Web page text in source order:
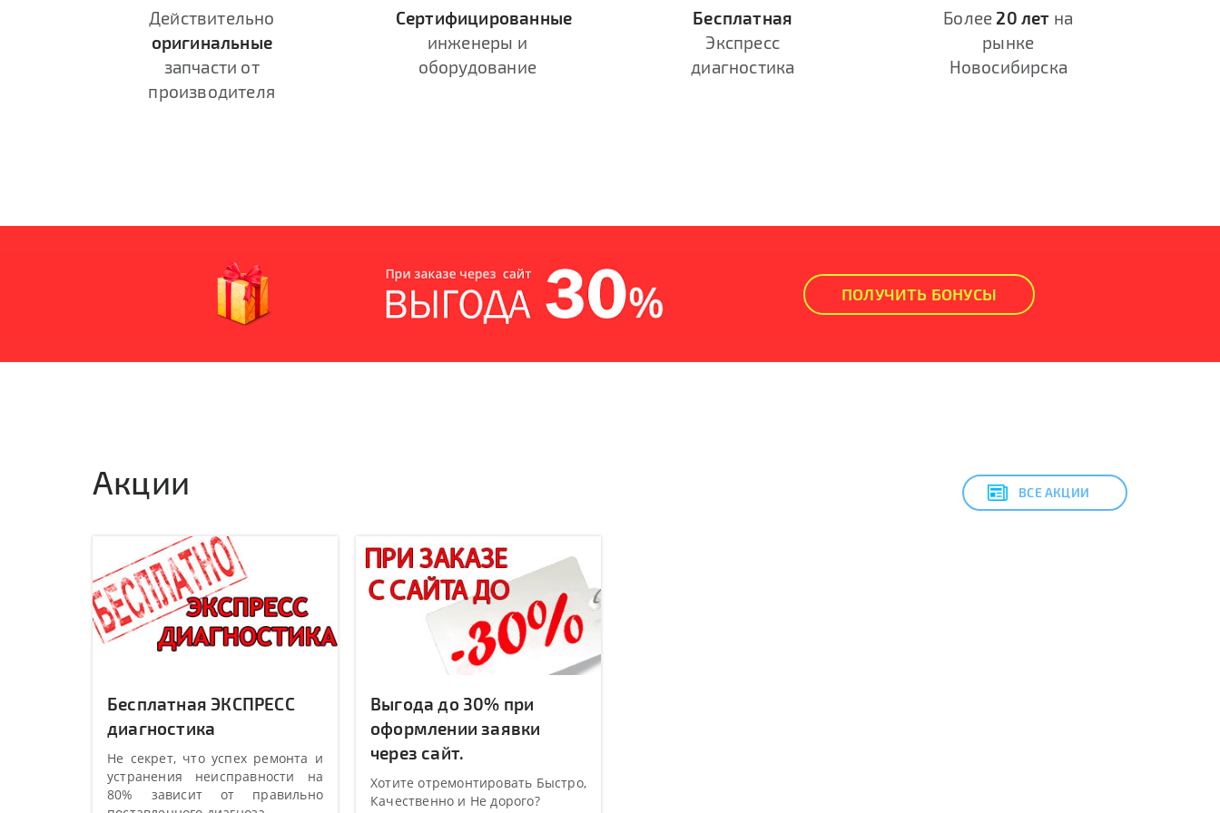
Действительно
оригинальные
запчасти от
производителя
Сертифицированные
инженеры и
оборудование
Бесплатная
Экспресс
диагностика
Более 20 лет на
рынке
Новосибирска
ПОЛУЧИТЬ БОНУСЫ
Акции ВСЕ АКЦИИ
Бесплатная ЭКСПРЕСС
диагностика
Не секрет, что успех ремонта и
устранения неисправности на
80% зависит от правильно
Выгода до 30% при
оформлении заявки
через сайт.
Хотите отремонтировать Быстро,
Качественно и Не дорого?